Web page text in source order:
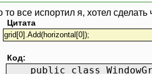
то все испортил я, хотел
Цитата
grid[0].Add(horizontal[0]);
Код:
public class